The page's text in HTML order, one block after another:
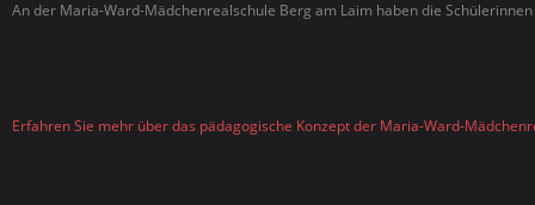
An der Maria-Ward-Mädchenrealschule Berg am Laim haben die
Erfahren Sie mehr über das pädagogische Konzept der Maria-Ward-